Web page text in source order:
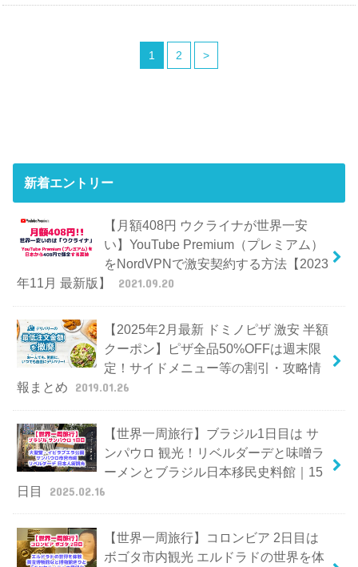
1 2 >
新着エントリー
【月額408円 ウクライナが世界一安
い】YouTube Premium（プレミアム）
をNordVPNで激安契約する方法【2023
年11月 最新版】
2021.09.20
【2025年2月最新 ドミノピザ 激安 半額
クーポン】ピザ全品50%OFFは週末限
定！サイドメニュー等の割引・攻略情
報まとめ
2019.01.26
【世界一周旅行】ブラジル1日目は サ
ンパウロ 観光！リベルダーデと味噌ラ
ーメンとブラジル日本移民史料館｜15
日目
2025.02.16
【世界一周旅行】コロンビア 2日目は
ボゴタ市内観光 エルドラドの世界を体